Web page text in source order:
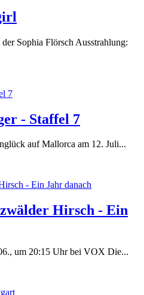
Sophia Flörsch Ausstrahlung:
- Staffel 7
auf Mallorca am 12. Juli...
Hirsch - Ein
um 20:15 Uhr bei VOX Die...